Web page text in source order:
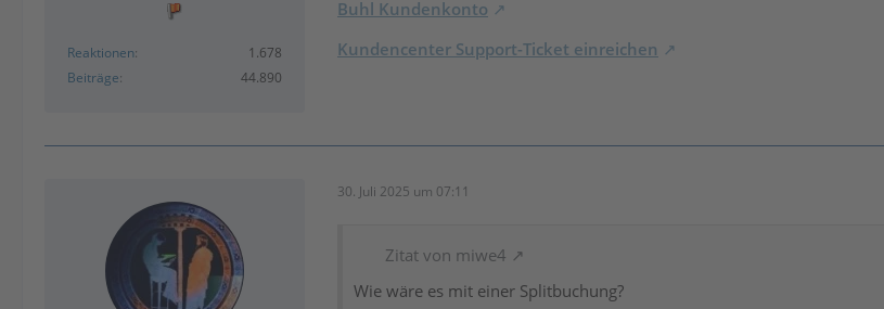
Reaktionen
1.678
Beiträge
44.890
Buhl Kundenkonto
Kundencenter Support-Ticket einreichen
30. Juli 2025 um 07:11
Zitat von miwe4
Wie wäre es mit einer Splitbuchung?